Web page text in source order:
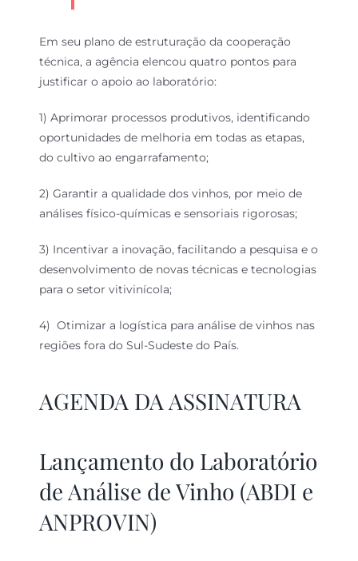
Em seu plano de estruturação da cooperação
técnica, a agência elencou quatro pontos para
justificar o apoio ao laboratório:
1) Aprimorar processos produtivos, identificando
oportunidades de melhoria em todas as etapas,
do cultivo ao engarrafamento;
2) Garantir a qualidade dos vinhos, por meio de
análises físico-químicas e sensoriais rigorosas;
3) Incentivar a inovação, facilitando a pesquisa e o
desenvolvimento de novas técnicas e tecnologias
para o setor vitivinícola;
4) Otimizar a logística para análise de vinhos nas
regiões fora do Sul-Sudeste do País.
AGENDA DA ASSINATURA
Lançamento do Laboratório
de Análise de Vinho (ABDI e
ANPROVIN)